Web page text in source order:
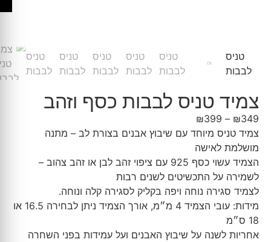
צמיד טניס לבבות כסף וזהב
₪349
–
₪399
צמיד טניס מיוחד עם שיבוץ אבנים בצורת לב – מתנה
מושלמת לאישה
הצמיד עשוי כסף 925 עם ציפוי זהב לבן או זהב צהוב –
לשמירה על התכשיטים לשנים רבות
לצמיד סגירה נוחה ויפה בקליק לסגירה קלה ונוחה.
מידות: עובי הצמיד 4 מ״מ, אורך הצמיד ניתן לבחירה 16.5 או
18 ס״מ
אחריות לשנה על שיבוץ האבנים ועל עמידות בפני השחרה